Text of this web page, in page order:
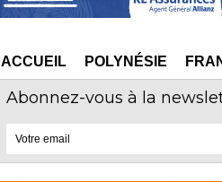
ACCUEIL POLYNÉSIE
Abonnez-vous à la